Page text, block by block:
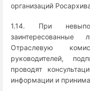
организаций
1.14. При
Отраслевую
руководителей,
проводят
информации и